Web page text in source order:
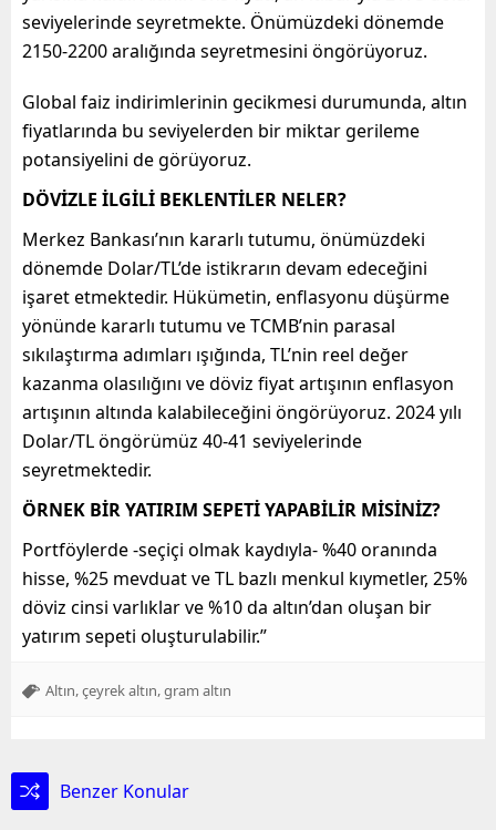
seviyelerinde seyretmekte. Önümüzdeki dönemde
2150-2200 aralığında seyretmesini öngörüyoruz.
Global faiz indirimlerinin gecikmesi durumunda, altın
fiyatlarında bu seviyelerden bir miktar gerileme
potansiyelini de görüyoruz.
DÖVİZLE İLGİLİ BEKLENTİLER NELER?
Merkez Bankası’nın kararlı tutumu, önümüzdeki
dönemde Dolar/TL’de istikrarın devam edeceğini
işaret etmektedir. Hükümetin, enflasyonu düşürme
yönünde kararlı tutumu ve TCMB’nin parasal
sıkılaştırma adımları ışığında, TL’nin reel değer
kazanma olasılığını ve döviz fiyat artışının enflasyon
artışının altında kalabileceğini öngörüyoruz. 2024 yılı
Dolar/TL öngörümüz 40-41 seviyelerinde
seyretmektedir.
ÖRNEK BİR YATIRIM SEPETİ YAPABİLİR MİSİNİZ?
Portföylerde -seçiçi olmak kaydıyla- %40 oranında
hisse, %25 mevduat ve TL bazlı menkul kıymetler, 25%
döviz cinsi varlıklar ve %10 da altın’dan oluşan bir
yatırım sepeti oluşturulabilir.”
Altın çeyrek altın gram altın
Benzer Konular